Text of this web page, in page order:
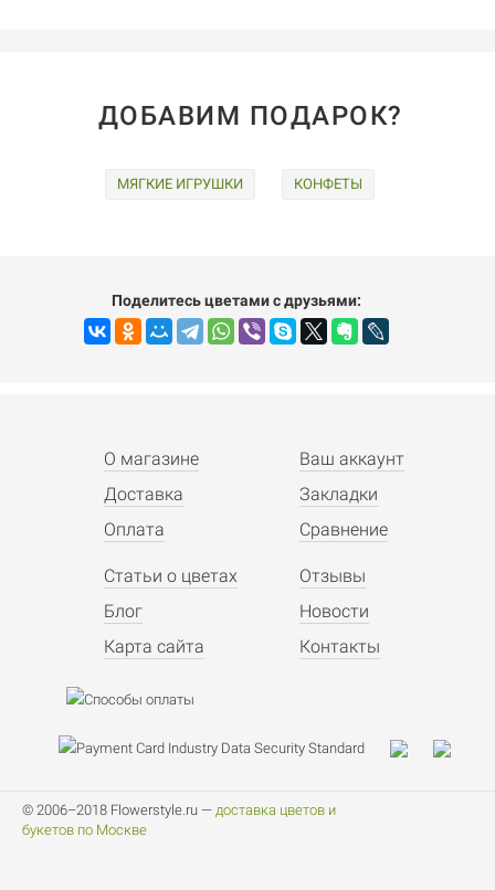
ДОБАВИМ ПОДАРОК?
МЯГКИЕ ИГРУШКИ КОНФЕТЫ
Поделитесь цветами с друзьями:
О магазине
Доставка
Оплата
Ваш аккаунт
Закладки
Сравнение
Статьи о цветах
Блог
Карта сайта
Отзывы
Новости
Контакты
© 2006–2018 Flowerstyle.ru — доставка цветов и
букетов по Москве